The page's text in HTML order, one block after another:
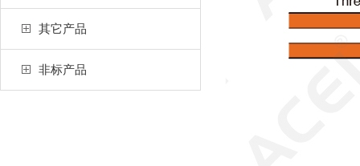
其它产品
非标产品